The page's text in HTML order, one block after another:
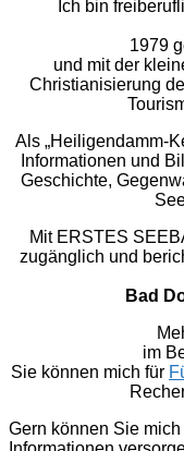
Ich bin
1979
und mit der
Christianisierung
Als „Heiligendamm-
Informationen und
Geschichte,
Mit ERSTES
zugänglich und
Bad
im
Sie können mich für
Gern können Sie